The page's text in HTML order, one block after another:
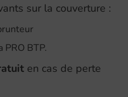
sur la couverture :
BTP.
en cas de perte